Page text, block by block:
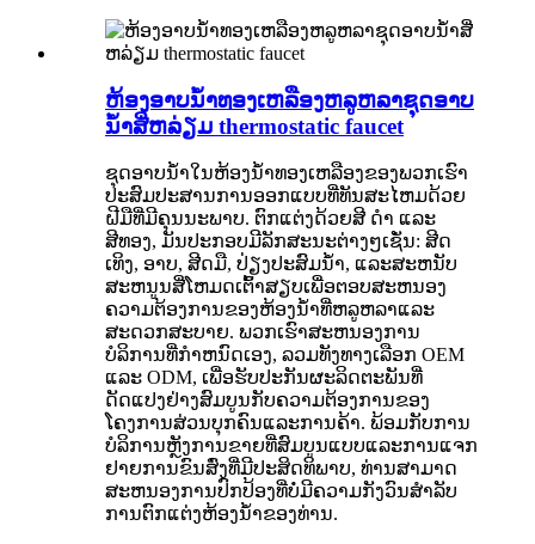
ຫ້ອງອາບນ້ໍາທອງເຫລືອງຫລູຫລາຊຸດອາບ
ນ້ໍາສີ່ຫລ່ຽມ thermostatic faucet
ຊຸດອາບນ້ໍາໃນຫ້ອງນ້ໍາທອງເຫລືອງຂອງພວກເຮົາ
ປະສົມປະສານການອອກແບບທີ່ທັນສະໄຫມດ້ວຍ
ຝີມືທີ່ມີຄຸນນະພາບ. ຕົກແຕ່ງດ້ວຍສີ ດຳ ແລະ
ສີທອງ, ມັນປະກອບມີລັກສະນະຕ່າງໆເຊັ່ນ: ສີດ
ເທິງ, ອາບ, ສີດມື, ປ່ຽງປະສົມນ້ໍາ, ແລະສະຫນັບ
ສະຫນູນສີ່ໂຫມດເຕົ້າສຽບເພື່ອຕອບສະຫນອງ
ຄວາມຕ້ອງການຂອງຫ້ອງນ້ໍາທີ່ຫລູຫລາແລະ
ສະດວກສະບາຍ. ພວກເຮົາສະຫນອງການ
ບໍລິການທີ່ກໍາຫນົດເອງ, ລວມທັງທາງເລືອກ OEM
ແລະ ODM, ເພື່ອຮັບປະກັນຜະລິດຕະພັນທີ່
ດັດແປງຢ່າງສົມບູນກັບຄວາມຕ້ອງການຂອງ
ໂຄງການສ່ວນບຸກຄົນແລະການຄ້າ. ພ້ອມກັບການ
ບໍລິການຫຼັງການຂາຍທີ່ສົມບູນແບບແລະການແຈກ
ຢາຍການຂົນສົ່ງທີ່ມີປະສິດທິພາບ, ທ່ານສາມາດ
ສະຫນອງການປົກປ້ອງທີ່ບໍ່ມີຄວາມກັງວົນສໍາລັບ
ການຕົກແຕ່ງຫ້ອງນ້ໍາຂອງທ່ານ.